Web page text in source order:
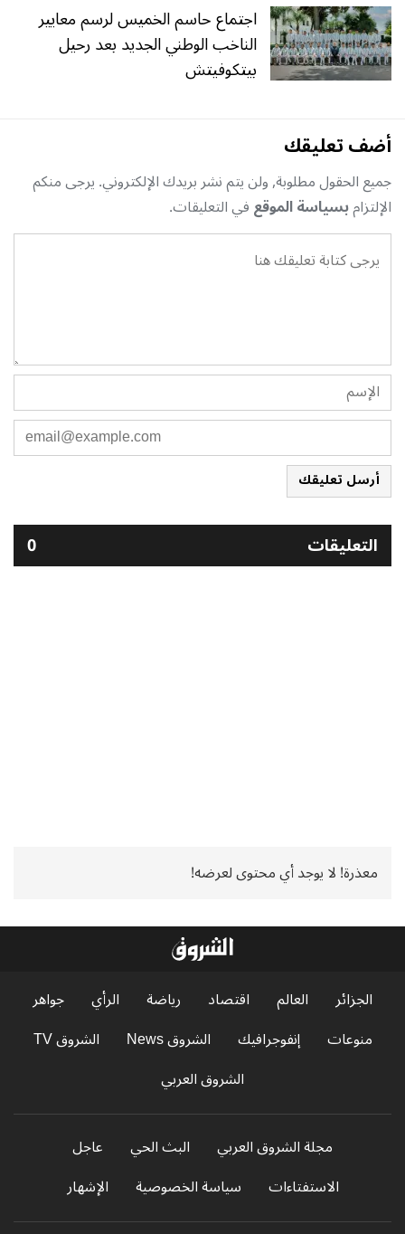
اجتماع حاسم الخميس لرسم معايير
الناخب الوطني الجديد بعد رحيل
بيتكوفيتش
أضف تعليقك
جميع الحقول مطلوبة, ولن يتم نشر بريدك الإلكتروني. يرجى منكم
الإلتزامبسياسة الموقعفي التعليقات.
أرسل تعليقك
التعليقات 0
معذرة! لا يوجد أي محتوى لعرضه!
الجزائر العالم اقتصاد رياضة الرأي
جواهر
منوعات
إنفوجرافيك الشروق News
الشروق TV
الشروق العربي
مجلة الشروق العربي البث الحي
عاجل
الاستفتاءات
سياسة الخصوصية الإشهار